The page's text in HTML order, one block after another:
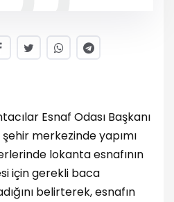
Esnaf Odası Başkanı
merkezinde yapımı
lokanta esnafının
için gerekli baca
belirterek, esnafın